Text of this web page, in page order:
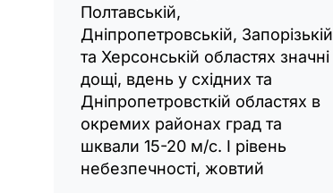
Полтавській,
Дніпропетровській, Запорізькій
та Херсонській областях значні
дощі, вдень у східних та
Дніпропетровсткій областях в
окремих районах град та
шквали 15-20 м/с. I рівень
небезпечності, жовтий